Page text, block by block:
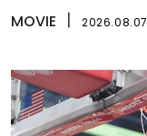
MOVIE 2026.08.07